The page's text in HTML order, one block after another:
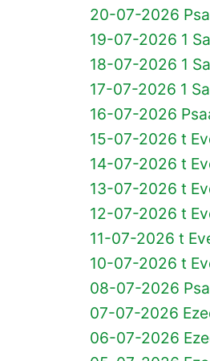
20-07-2026
19-07-2026 1
18-07-2026 1
17-07-2026 1
16-07-2026
15-07-2026 t
14-07-2026 t
13-07-2026 t
12-07-2026 t
11-07-2026 t
10-07-2026 t
08-07-2026
07-07-2026
06-07-2026